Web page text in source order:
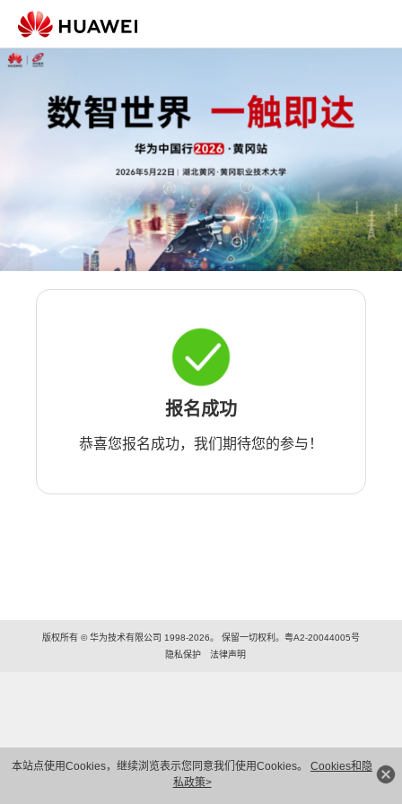
本站点使用Cookies，继续浏览表示您同意我们使用Cookies。 Cookies和隐
私政策>
报名成功
恭喜您报名成功，我们期待您的参与！
版权所有 © 华为技术有限公司 1998-2026。 保留一切权利。粤A2-20044005号
隐私保护
法律声明